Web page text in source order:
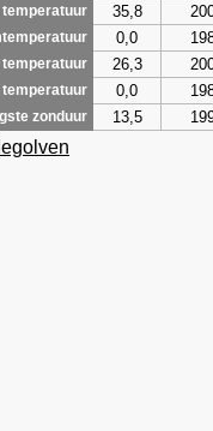
temperatuur
35,8
0,0
temperatuur 26,3
temperatuur 0,0
zonduur 13,5